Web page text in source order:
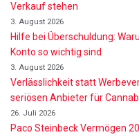
Verkauf stehen
3. August 2026
Hilfe bei Überschuldung:
Konto so wichtig sind
3. August 2026
Verlässlichkeit statt
seriösen Anbieter für
26. Juli 2026
Paco Steinbeck Vermögen